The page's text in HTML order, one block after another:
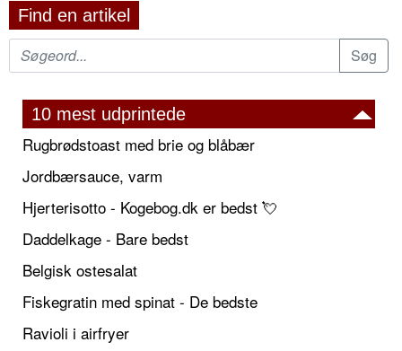
Find en artikel
10 mest udprintede
Rugbrødstoast med brie og blåbær
Jordbærsauce, varm
Hjerterisotto - Kogebog.dk er bedst 💘
Daddelkage - Bare bedst
Belgisk ostesalat
Fiskegratin med spinat - De bedste
Ravioli i airfryer